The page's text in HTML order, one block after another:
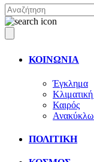
ΚΟΙΝΩΝΙΑ
Έγκλημα
Καιρός
ΠΟΛΙΤΙΚΗ